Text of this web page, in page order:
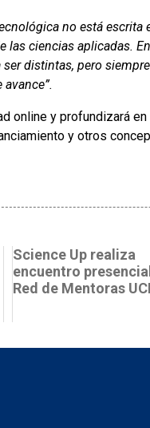
no está
ciencias aplicadas.
distintas, pero
online y profundizará
y otros
Science Up realiza
encuentro
Red de Mentoras